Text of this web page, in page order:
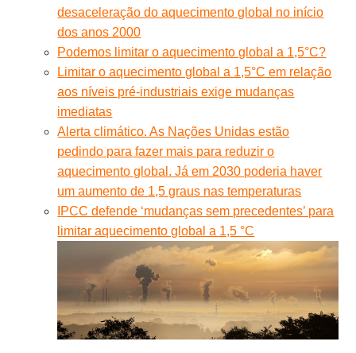
desaceleração do aquecimento global no início
dos anos 2000
Podemos limitar o aquecimento global a 1,5°C?
Limitar o aquecimento global a 1,5°C em relação
aos níveis pré-industriais exige mudanças
imediatas
Alerta climático. As Nações Unidas estão
pedindo para fazer mais para reduzir o
aquecimento global. Já em 2030 poderia haver
um aumento de 1,5 graus nas temperaturas
IPCC defende ‘mudanças sem precedentes’ para
limitar aquecimento global a 1,5 °C